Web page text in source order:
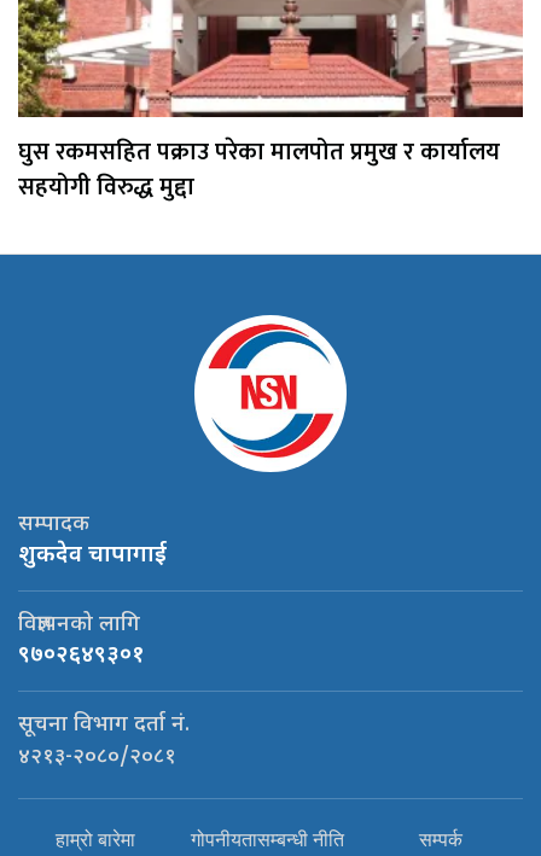
घुस रकमसहित पक्राउ परेका मालपोत प्रमुख र कार्यालय
सहयोगी विरुद्ध मुद्दा
सम्पादक
शुकदेव चापागाई
विज्ञापनको लागि
९७०२६४९३०१
सूचना विभाग दर्ता नं.
४२१३-२०८०/२०८१
हाम्रो बारेमा गोपनीयतासम्बन्धी नीति सम्पर्क